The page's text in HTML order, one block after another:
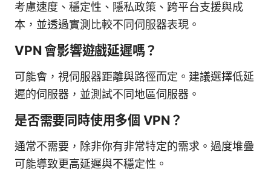
考慮速度、穩定性、隱私政策、跨平台支援與成
本，並透過實測比較不同伺服器表現。
VPN 會影響遊戲延遲嗎？
可能會，視伺服器距離與路徑而定。建議選擇低延
遲的伺服器，並測試不同地區伺服器。
是否需要同時使用多個 VPN？
通常不需要，除非你有非常特定的需求。過度堆疊
可能導致更高延遲與不穩定性。